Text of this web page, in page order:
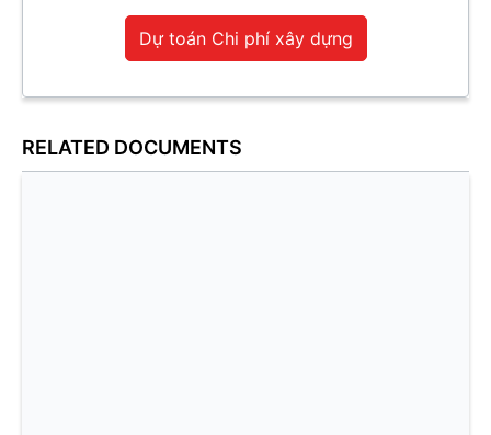
Dự toán Chi phí xây dựng
RELATED DOCUMENTS